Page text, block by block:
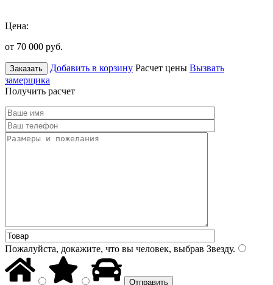
Цена:
от 70 000 руб.
Заказать Добавить в корзину Расчет цены Вызвать
замерщика
Получить расчет
Пожалуйста, докажите, что вы человек, выбрав Звезду.